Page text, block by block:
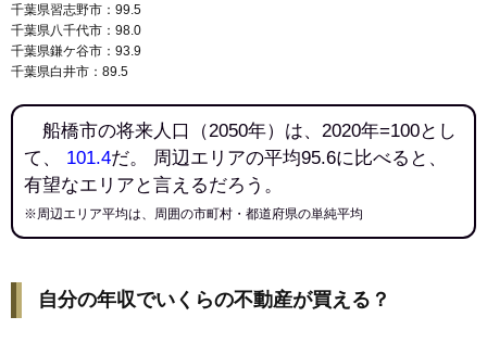
千葉県習志野市：99.5
千葉県八千代市：98.0
千葉県鎌ケ谷市：93.9
千葉県白井市：89.5
船橋市の将来人口（2050年）は、2020年=100とし
て、 101.4だ。 周辺エリアの平均95.6に比べると、
有望なエリアと言えるだろう。
※周辺エリア平均は、周囲の市町村・都道府県の単純平均
自分の年収でいくらの不動産が買える？